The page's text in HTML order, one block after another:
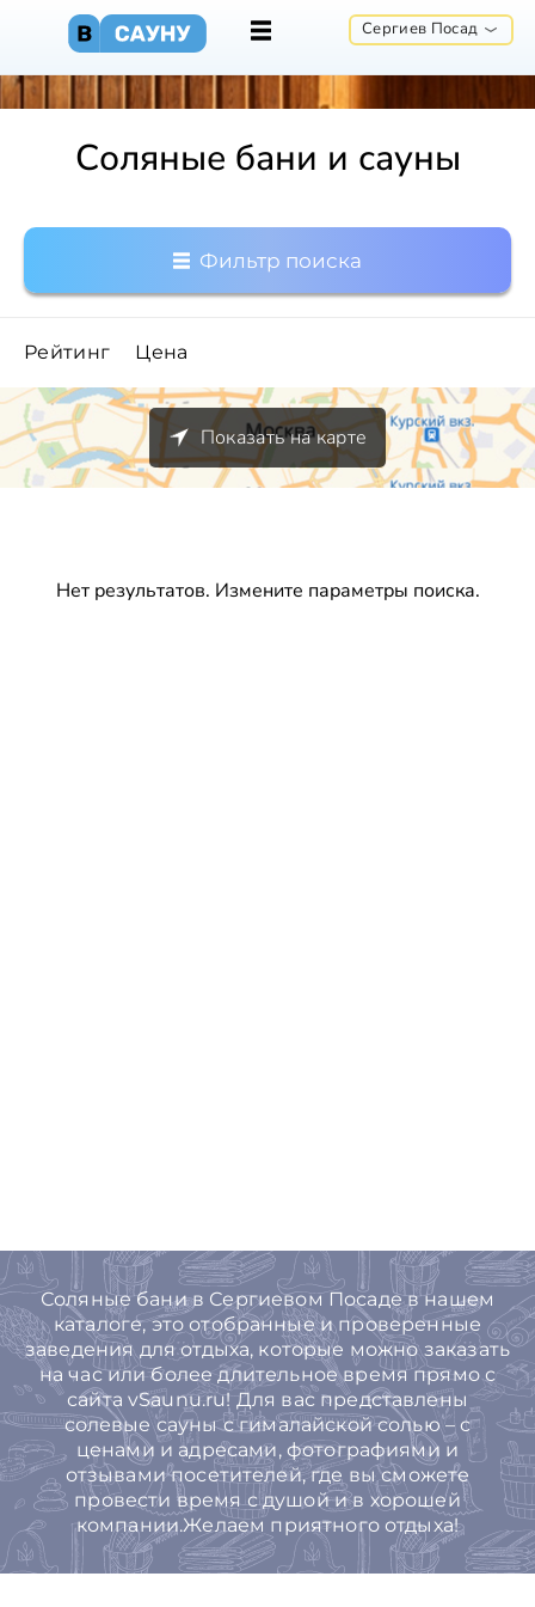
Сергиев Посад
Соляные бани и сауны
Фильтр поиска
Рейтинг Цена
Показать на карте
Нет результатов. Измените параметры поиска.
Соляные бани в Сергиевом Посаде в нашем
каталоге, это отобранные и проверенные
заведения для отдыха, которые можно заказать
на час или более длительное время прямо с
сайта vSaunu.ru! Для вас представлены
солевые сауны с гималайской солью – с
ценами и адресами, фотографиями и
отзывами посетителей, где вы сможете
провести время с душой и в хорошей
компании.Желаем приятного отдыха!